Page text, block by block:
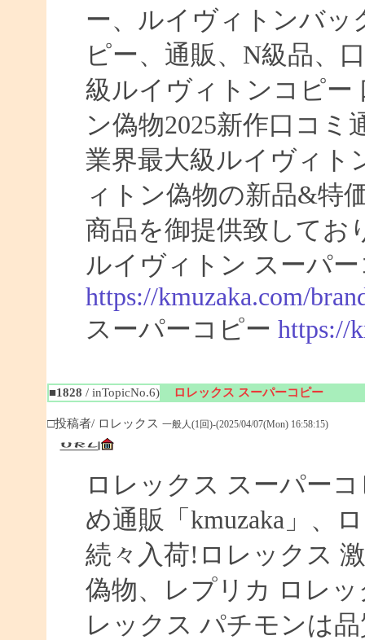
ー、ルイヴィトンバ
ピー、通販、N級品、
級ルイヴィトンコピー
ン偽物2025新作口コ
業界最大級ルイヴィト
ィトン偽物の新品&特
商品を御提供致してお
ルイヴィトン スーパ
https://kmuzaka.com/
スーパーコピー https://
■1828 / inTopicNo.6) ロレックス スーパーコピー
□投稿者/ ロレックス 一般人(1回)-(2025/04/07(Mon) 16:58:15)
ロレックス スーパー
め通販「kmuzaka」、
続々入荷!ロレックス
偽物、レプリカ ロレ
レックス パチモンは